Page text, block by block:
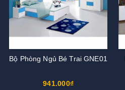
Bộ Phòng Ngủ Bé Trai GNE01
941.000₫